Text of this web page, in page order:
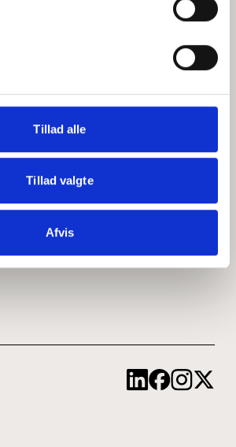
Tillad alle
Tillad valgte
Afvis
ABCepos
Podcast